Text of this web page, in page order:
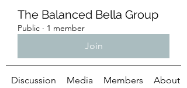
The Balanced Bella Group
Public · 1 member
Join
Discussion Media Members About